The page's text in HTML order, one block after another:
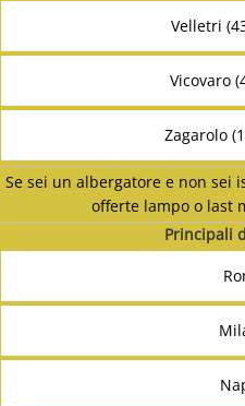
Velletri
Vicovaro
Zagarolo
Se sei un albergatore e non sei
offerte lampo o last
Principali